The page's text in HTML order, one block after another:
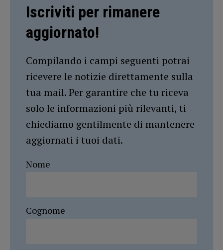
Iscriviti per rimanere
aggiornato!
Compilando i campi seguenti potrai
ricevere le notizie direttamente sulla
tua mail. Per garantire che tu riceva
solo le informazioni più rilevanti, ti
chiediamo gentilmente di mantenere
aggiornati i tuoi dati.
Nome
Cognome